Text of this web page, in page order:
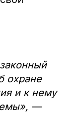
охране
и к нему
—